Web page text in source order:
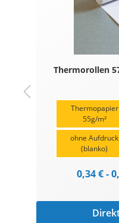
Thermorollen
Thermopapier
55g/m²
ohne Aufdruck
(blanko)
0,34 € -